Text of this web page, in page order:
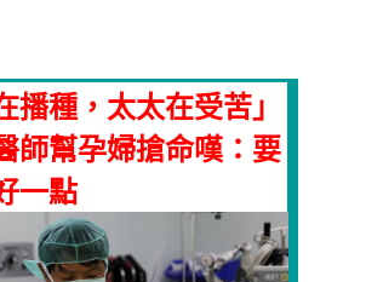
播種，太太在受苦」
師幫孕婦搶命嘆：要
一點